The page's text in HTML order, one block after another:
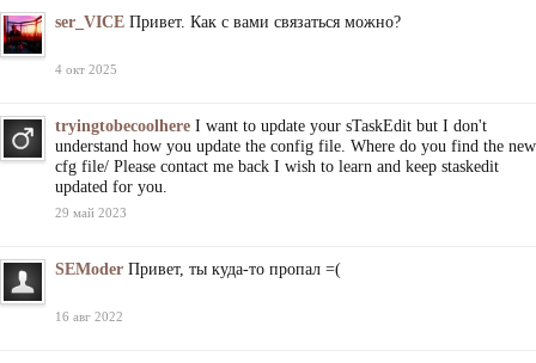
ser_VICE Привет. Как с вами связаться можно?
4 окт 2025
tryingtobecoolhere I want to update your sTaskEdit but I don't
understand how you update the config file. Where do you find the new
cfg file/ Please contact me back I wish to learn and keep staskedit
updated for you.
29 май 2023
SEModer Привет, ты куда-то пропал =(
16 авг 2022